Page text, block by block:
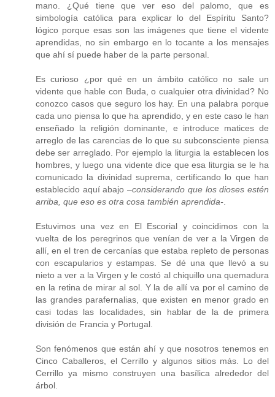
mano. ¿Qué tiene que ver eso del palomo, que es
simbología católica para explicar lo del Espíritu Santo?
lógico porque esas son las imágenes que tiene el vidente
aprendidas, no sin embargo en lo tocante a los mensajes
que ahí sí puede haber de la parte personal.
Es curioso ¿por qué en un ámbito católico no sale un
vidente que hable con Buda, o cualquier otra divinidad? No
conozco casos que seguro los hay. En una palabra porque
cada uno piensa lo que ha aprendido, y en este caso le han
enseñado la religión dominante, e introduce matices de
arreglo de las carencias de lo que su subconsciente piensa
debe ser arreglado. Por ejemplo la liturgia la establecen los
hombres, y luego una vidente dice que esa liturgia se le ha
comunicado la divinidad suprema, certificando lo que han
establecido aquí abajo–considerando que los dioses estén
arriba, que eso es otra cosa también aprendida-
Estuvimos una vez en El Escorial y coincidimos con la
vuelta de los peregrinos que venían de ver a la Virgen de
allí, en el tren de cercanías que estaba repleto de personas
con escapularios y estampas. Se dé una que llevó a su
nieto a ver a la Virgen y le costó al chiquillo una quemadura
en la retina de mirar al sol. Y la de allí va por el camino de
las grandes parafernalias, que existen en menor grado en
casi todas las localidades, sin hablar de la de primera
división de Francia y Portugal.
Son fenómenos que están ahí y que nosotros tenemos en
Cinco Caballeros, el Cerrillo y algunos sitios más. Lo del
Cerrillo ya mismo construyen una basílica alrededor del
árbol.